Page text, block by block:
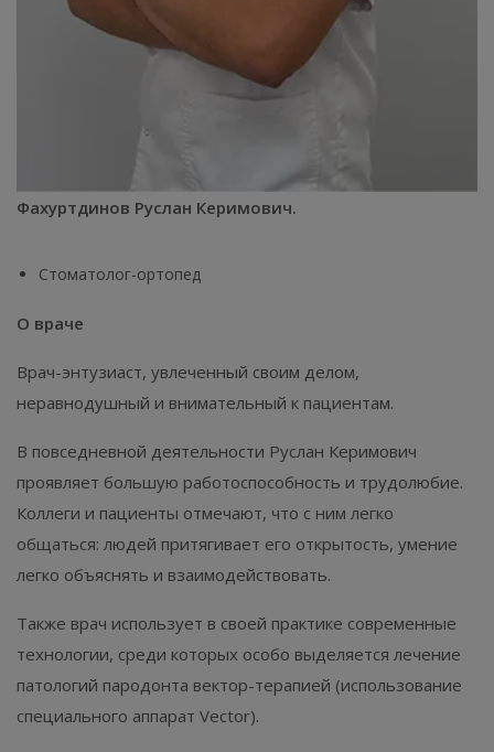
Фахуртдинов Руслан Керимович.
Стоматолог-ортопед
О враче
Врач-энтузиаст, увлеченный своим делом,
неравнодушный и внимательный к пациентам.
В повседневной деятельности Руслан Керимович
проявляет большую работоспособность и трудолюбие.
Коллеги и пациенты отмечают, что с ним легко
общаться: людей притягивает его открытость, умение
легко объяснять и взаимодействовать.
Также врач использует в своей практике современные
технологии, среди которых особо выделяется лечение
патологий пародонта вектор-терапией (использование
специального аппарат Vector).